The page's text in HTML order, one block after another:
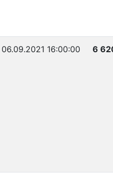
06.09.2021 16:00:00 6